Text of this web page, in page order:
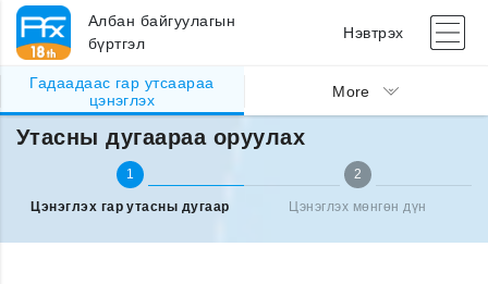
Албан байгуулагын
бүртгэл
Нэвтрэх
Гадаадаас гар утсаараа
цэнэглэх
More
Гадаад улсаас утсаа цэнэглэх Утасны дугаараа оруулах
Утасны дугаараа оруулах
1
Цэнэглэх гар утасны дугаар
2
Цэнэглэх мөнгөн дүн